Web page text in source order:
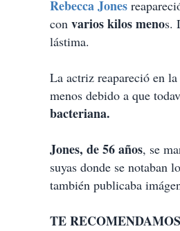
Rebecca Jones
con varios kilos menos.
lástima.
La actriz reapareció en
menos debido a que
bacteriana.
Jones, de 56 años, se
suyas donde se notaban
también publicaba
TE